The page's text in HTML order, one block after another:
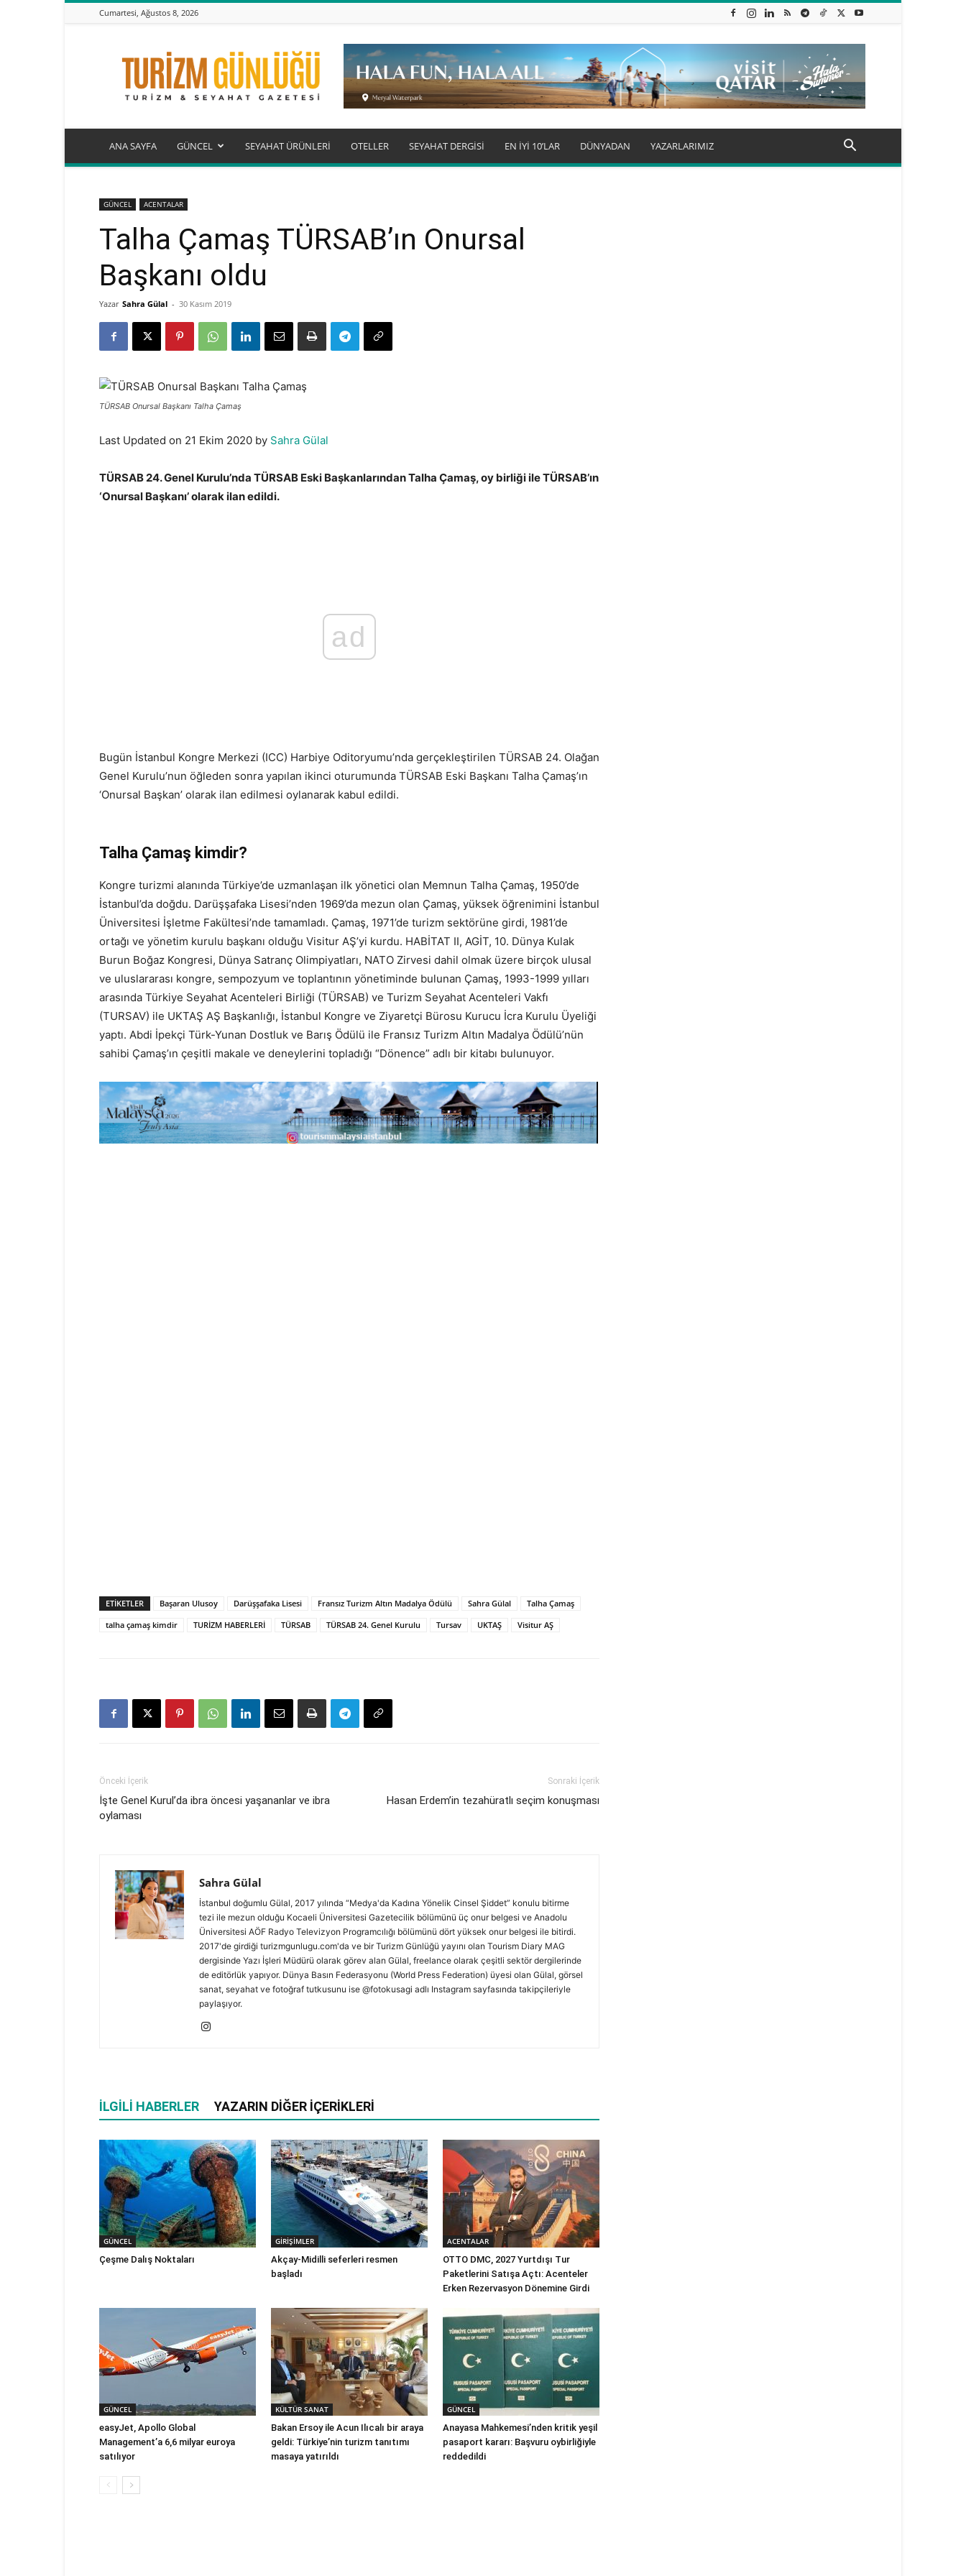
Cumartesi, Ağustos 8, 2026
Turizm
Günlüğü
ANA SAYFA GÜNCEL SEYAHAT ÜRÜNLERİ OTELLER SEYAHAT DERGİSİ EN İYİ 10’LAR DÜNYADAN YAZARLARIMIZ
GÜNCEL ACENTALAR
Talha Çamaş TÜRSAB’ın Onursal
Başkanı oldu
Yazar Sahra Gülal - 30 Kasım 2019
TÜRSAB Onursal Başkanı Talha Çamaş
Last Updated on 21 Ekim 2020 by Sahra Gülal
TÜRSAB 24. Genel Kurulu’nda TÜRSAB Eski Başkanlarından Talha Çamaş, oy birliği ile TÜRSAB’ın
‘Onursal Başkanı’ olarak ilan edildi.
ad
Bugün İstanbul Kongre Merkezi (ICC) Harbiye Oditoryumu’nda gerçekleştirilen TÜRSAB 24. Olağan
Genel Kurulu’nun öğleden sonra yapılan ikinci oturumunda TÜRSAB Eski Başkanı Talha Çamaş’ın
‘Onursal Başkan’ olarak ilan edilmesi oylanarak kabul edildi.
Talha Çamaş kimdir?
Kongre turizmi alanında Türkiye’de uzmanlaşan ilk yönetici olan Memnun Talha Çamaş, 1950’de
İstanbul’da doğdu. Darüşşafaka Lisesi’nden 1969’da mezun olan Çamaş, yüksek öğrenimini İstanbul
Üniversitesi İşletme Fakültesi’nde tamamladı. Çamaş, 1971’de turizm sektörüne girdi, 1981’de
ortağı ve yönetim kurulu başkanı olduğu Visitur AŞ’yi kurdu. HABİTAT II, AGİT, 10. Dünya Kulak
Burun Boğaz Kongresi, Dünya Satranç Olimpiyatları, NATO Zirvesi dahil olmak üzere birçok ulusal
ve uluslararası kongre, sempozyum ve toplantının yönetiminde bulunan Çamaş, 1993-1999 yılları
arasında Türkiye Seyahat Acenteleri Birliği (TÜRSAB) ve Turizm Seyahat Acenteleri Vakfı
(TURSAV) ile UKTAŞ AŞ Başkanlığı, İstanbul Kongre ve Ziyaretçi Bürosu Kurucu İcra Kurulu Üyeliği
yaptı. Abdi İpekçi Türk-Yunan Dostluk ve Barış Ödülü ile Fransız Turizm Altın Madalya Ödülü’nün
sahibi Çamaş’ın çeşitli makale ve deneylerini topladığı “Dönence” adlı bir kitabı bulunuyor.
ETIKETLER Başaran Ulusoy Darüşşafaka Lisesi Fransız Turizm Altın Madalya Ödülü Sahra Gülal
Talha Çamaş
talha çamaş kimdir
TURİZM HABERLERİ TÜRSAB TÜRSAB 24. Genel Kurulu Tursav UKTAŞ Visitur AŞ
Önceki İçerik
İşte Genel Kurul’da ibra öncesi yaşananlar ve ibra
oylaması
Sonraki İçerik
Hasan Erdem’in tezahüratlı seçim konuşması
Sahra Gülal
İstanbul doğumlu Gülal, 2017 yılında “Medya'da Kadına Yönelik Cinsel Şiddet” konulu bitirme
tezi ile mezun olduğu Kocaeli Üniversitesi Gazetecilik bölümünü üç onur belgesi ve Anadolu
Üniversitesi AÖF Radyo Televizyon Programcılığı bölümünü dört yüksek onur belgesi ile bitirdi.
2017'de girdiği turizmgunlugu.com'da ve bir Turizm Günlüğü yayını olan Tourism Diary MAG
dergisinde Yazı İşleri Müdürü olarak görev alan Gülal, freelance olarak çeşitli sektör dergilerinde
de editörlük yapıyor. Dünya Basın Federasyonu (World Press Federation) üyesi olan Gülal, görsel
sanat, seyahat ve fotoğraf tutkusunu ise @fotokusagi adlı Instagram sayfasında takipçileriyle
paylaşıyor.
İLGILI HABERLER YAZARIN DIĞER İÇERIKLERI
GÜNCEL
Çeşme Dalış Noktaları
GİRİŞİMLER
Akçay-Midilli seferleri resmen
başladı
ACENTALAR
OTTO DMC, 2027 Yurtdışı Tur
Paketlerini Satışa Açtı: Acenteler
Erken Rezervasyon Dönemine Girdi
GÜNCEL
easyJet, Apollo Global
Management’a 6,6 milyar euroya
satılıyor
KÜLTÜR SANAT
Bakan Ersoy ile Acun Ilıcalı bir araya
geldi: Türkiye’nin turizm tanıtımı
masaya yatırıldı
GÜNCEL
Anayasa Mahkemesi’nden kritik yeşil
pasaport kararı: Başvuru oybirliğiyle
reddedildi